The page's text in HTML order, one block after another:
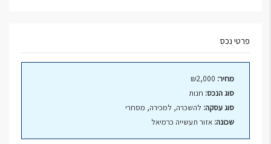
פרטי נכס
מחיר:
סוג הנכס: חנות
סוג עסקה: להשכרה, למכירה, מסחרי
שכונה: אזור תעשייה כרמיאל